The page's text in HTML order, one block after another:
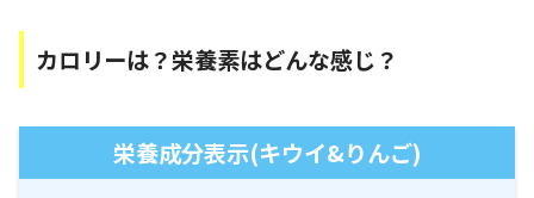
カロリーは？栄養素はどんな感じ？
栄養成分表示(キウイ&りんご)